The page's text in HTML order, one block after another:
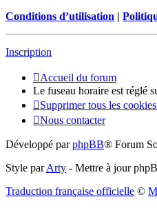
Conditions d’utilisation |
Inscription
Accueil du forum
Le fuseau horaire est réglé
Supprimer tous les
Nous contacter
Développé parphpBB® Forum
Style parArty - Mettre à jour
Traduction française officielle ©